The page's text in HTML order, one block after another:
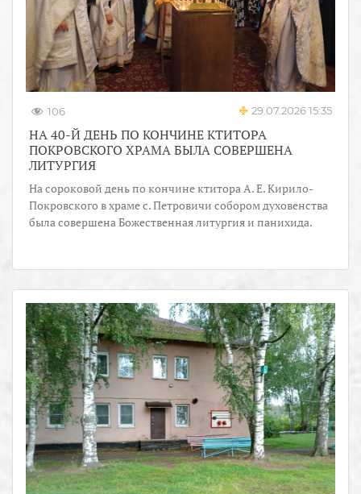
106 29.07.2026 15:35
НА 40-Й ДЕНЬ ПО КОНЧИНЕ КТИТОРА
ПОКРОВСКОГО ХРАМА БЫЛА СОВЕРШЕНА
ЛИТУРГИЯ
На сороковой день по кончине ктитора А. Е. Кирило-
Покровского в храме с. Петровичи собором духовенства
была совершена Божественная литургия и панихида.